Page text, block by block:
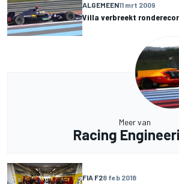
ALGEMEEN11 mrt 2009
Villa verbreekt
Meer van
Racing
FIA F28 feb 2018